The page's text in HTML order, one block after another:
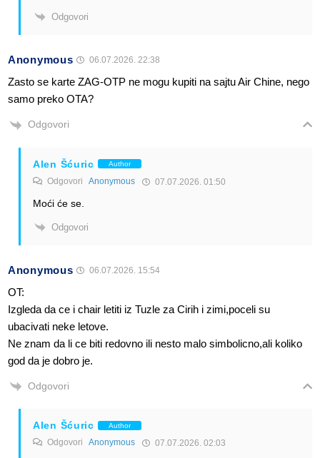
Odgovori
Anonymous 06.07.2026. 22:38
Zasto se karte ZAG-OTP ne mogu kupiti na sajtu Air Chine, nego
samo preko OTA?
Odgovori
Alen Šćuric Author
Odgovori Anonymous 07.07.2026. 01:50
Moći će se.
Odgovori
Anonymous 06.07.2026. 15:54
OT:
Izgleda da ce i chair letiti iz Tuzle za Cirih i zimi,poceli su
ubacivati neke letove.
Ne znam da li ce biti redovno ili nesto malo simbolicno,ali koliko
god da je dobro je.
Odgovori
Alen Šćuric Author
Odgovori Anonymous 07.07.2026. 02:03